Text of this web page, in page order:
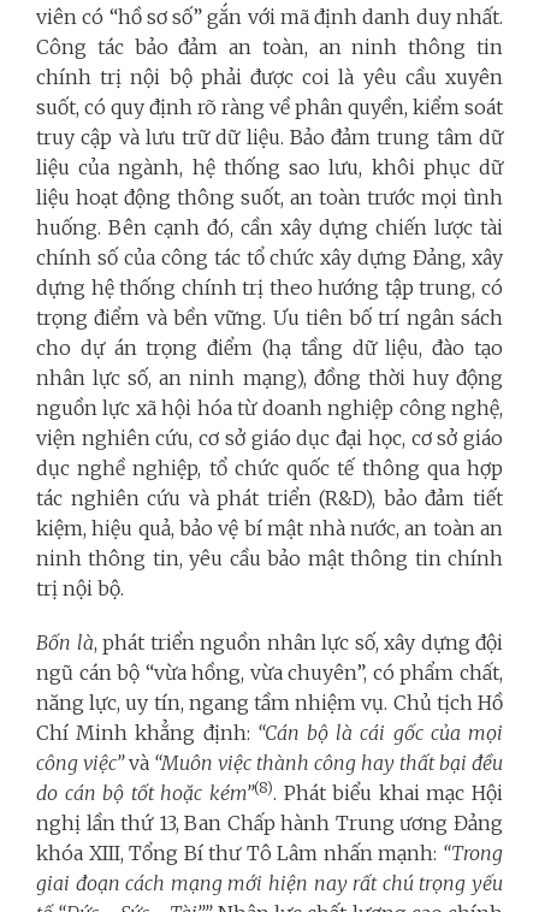
viên có “hồ sơ số” gắn với mã định danh duy nhất.
Công tác bảo đảm an toàn, an ninh thông tin
chính trị nội bộ phải được coi là yêu cầu xuyên
suốt, có quy định rõ ràng về phân quyền, kiểm soát
truy cập và lưu trữ dữ liệu. Bảo đảm trung tâm dữ
liệu của ngành, hệ thống sao lưu, khôi phục dữ
liệu hoạt động thông suốt, an toàn trước mọi tình
huống. Bên cạnh đó, cần xây dựng chiến lược tài
chính số của công tác tổ chức xây dựng Đảng, xây
dựng hệ thống chính trị theo hướng tập trung, có
trọng điểm và bền vững. Ưu tiên bố trí ngân sách
cho dự án trọng điểm (hạ tầng dữ liệu, đào tạo
nhân lực số, an ninh mạng), đồng thời huy động
nguồn lực xã hội hóa từ doanh nghiệp công nghệ,
viện nghiên cứu, cơ sở giáo dục đại học, cơ sở giáo
dục nghề nghiệp, tổ chức quốc tế thông qua hợp
tác nghiên cứu và phát triển (R&D), bảo đảm tiết
kiệm, hiệu quả, bảo vệ bí mật nhà nước, an toàn an
ninh thông tin, yêu cầu bảo mật thông tin chính
trị nội bộ.
Bốn là, phát triển nguồn nhân lực số, xây dựng đội
ngũ cán bộ “vừa hồng, vừa chuyên”, có phẩm chất,
năng lực, uy tín, ngang tầm nhiệm vụ. Chủ tịch Hồ
Chí Minh khẳng định: “Cán bộ là cái gốc của mọi
công việc”và “Muôn việc thành công hay thất bại đều
do cán bộ tốt hoặc kém”(8). Phát biểu khai mạc Hội
nghị lần thứ 13, Ban Chấp hành Trung ương Đảng
khóa XIII, Tổng Bí thư Tô Lâm nhấn mạnh: “Trong
giai đoạn cách mạng mới hiện nay rất chú trọng yếu